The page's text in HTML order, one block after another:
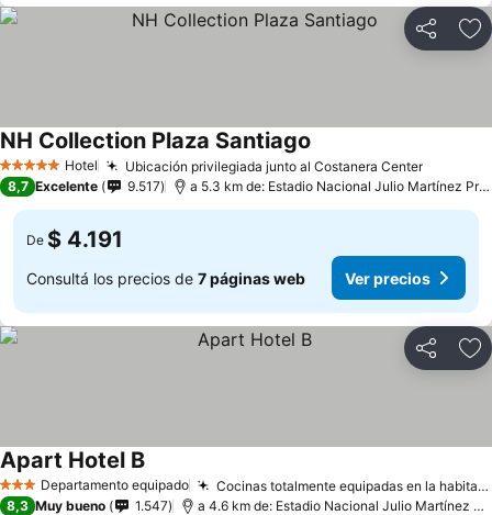
Compartir
5 Estrellas Hotel Ubicación privilegiada junto al Costanera Center
NH Collection Plaza Santiago
8,7 Excelente 9.517 a 5.3 km de: Estadio Nacional Julio Martínez Prádanos
De $ 4.191
Consultá los precios de 7 páginas web Ver precios
Compartir
3 EstrellasDepartamento equipado Cocinas totalmente equipadas en la habitación
Apart Hotel B
8,3 Muy bueno 1.547 a 4.6 km de: Estadio Nacional Julio Martínez Prádanos